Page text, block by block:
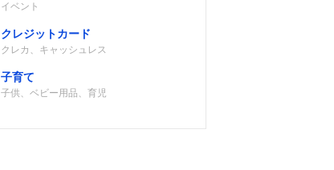
イベント
クレジットカード
クレカ、キャッシュレス
子育て
子供、ベビー用品、育児